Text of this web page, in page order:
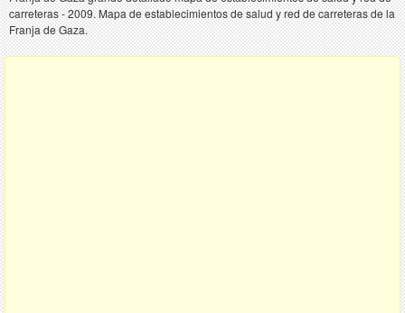
carreteras - 2009. Mapa de establecimientos de salud y red de carreteras de la
Franja de Gaza.